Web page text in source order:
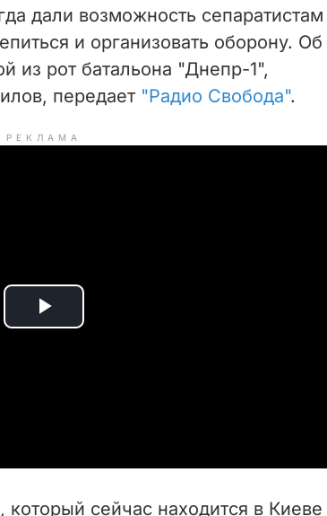
дали возможность сепаратистам
и организовать оборону. Об
из рот батальона "Днепр-1",
передает "Радио Свобода".
РЕКЛАМА
P
сейчас находится в Киеве